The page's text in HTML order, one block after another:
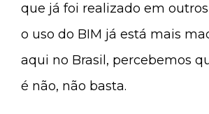
que já foi realizado em
o uso do BIM já está mais
aqui no Brasil, percebemos
é não, não basta.